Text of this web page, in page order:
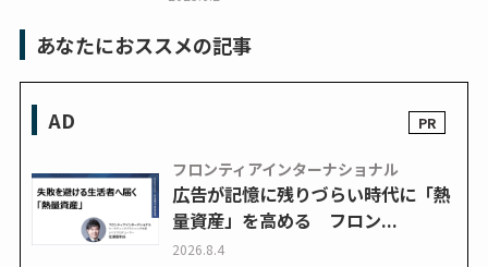
あなたにおススメの記事
AD
フロンティアインターナショナル
広告が記憶に残りづらい時代に「熱
量資産」を高める フロン...
2026.8.4